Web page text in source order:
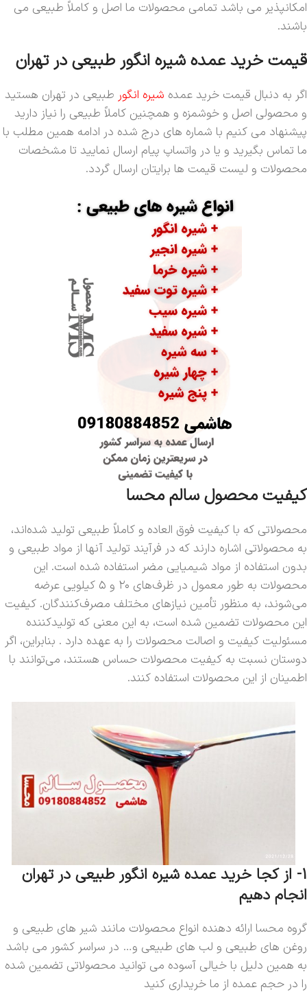
امکانپذیر می باشد تمامی محصولات ما اصل و کاملاً طبیعی می
باشند.
قیمت خرید عمده شیره انگور طبیعی در تهران
اگر به دنبال قیمت خرید عمده شیره انگور طبیعی در تهران هستید
و محصولی اصل و خوشمزه و همچنین کاملاً طبیعی را نیاز دارید
پیشنهاد می کنیم با شماره های درج شده در ادامه همین مطلب با
ما تماس بگیرید و یا در واتساپ پیام ارسال نمایید تا مشخصات
محصولات و لیست قیمت ها برایتان ارسال گردد.
کیفیت محصول سالم محسا
محصولاتی که با کیفیت فوق العاده و کاملاً طبیعی تولید شده‌اند،
به محصولاتی اشاره دارند که در فرآیند تولید آنها از مواد طبیعی و
بدون استفاده از مواد شیمیایی مضر استفاده شده است. این
محصولات به طور معمول در ظرف‌های ۲۰ و ۵ کیلویی عرضه
می‌شوند، به منظور تأمین نیازهای مختلف مصرف‌کنندگان. کیفیت
این محصولات تضمین شده است، به این معنی که تولیدکننده
مسئولیت کیفیت و اصالت محصولات را به عهده دارد . بنابراین، اگر
دوستان نسبت به کیفیت محصولات حساس هستند، می‌توانند با
اطمینان از این محصولات استفاده کنند.
1- از کجا خرید عمده شیره انگور طبیعی در تهران
انجام دهیم
گروه محسا ارائه دهنده انواع محصولات مانند شیر های طبیعی و
روغن های طبیعی و لب های طبیعی و… در سراسر کشور می باشد
به همین دلیل با خیالی آسوده می توانید محصولاتی تضمین شده
را در حجم عمده از ما خریداری کنید